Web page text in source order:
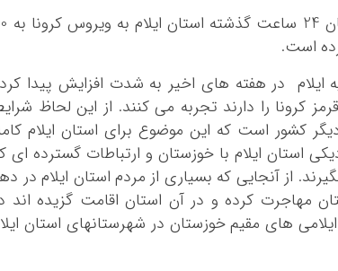
*چندرسانه‌ای
فیلم
اینفوگرافی
عکس
صوت و فیلم
*استان ها
آذربایجان غربی
اردبیل
اصفهان
البرز
ایلام
بوشهر
تهران
امروز که من دارم این
است.
ایلام در هفته های اخیر به شدت افزایش پیدا
را دارند تجربه می کنند. از این لحاظ
کشور است که این موضوع برای استان ایلام
استان ایلام با خوزستان و ارتباطات گسترده ای
از آنجایی که بسیاری از مردم استان ایلام در
مهاجرت کرده و در آن استان اقامت گزیده اند
های مقیم خوزستان در شهرستانهای استان